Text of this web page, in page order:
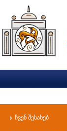
ჩვენ შესახებ